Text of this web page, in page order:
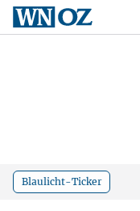
Blaulicht-Ticker